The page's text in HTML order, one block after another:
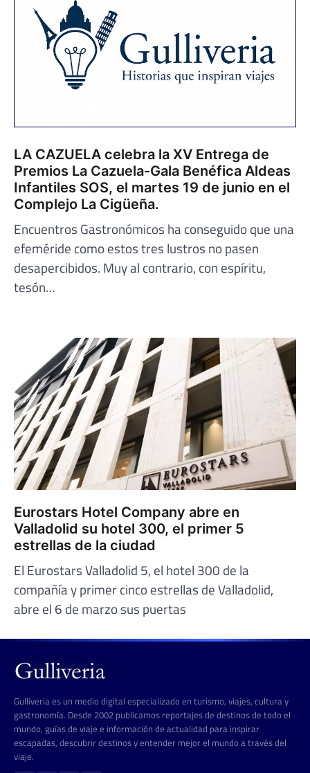
LA CAZUELA celebra la XV Entrega de
Premios La Cazuela-Gala Benéfica Aldeas
Infantiles SOS, el martes 19 de junio en el
Complejo La Cigüeña.
Encuentros Gastronómicos ha conseguido que una
efeméride como estos tres lustros no pasen
desapercibidos. Muy al contrario, con espíritu,
tesón…
Eurostars Hotel Company abre en
Valladolid su hotel 300, el primer 5
estrellas de la ciudad
El Eurostars Valladolid 5, el hotel 300 de la
compañía y primer cinco estrellas de Valladolid,
abre el 6 de marzo sus puertas
Gulliveria es un medio digital especializado en turismo, viajes, cultura y
gastronomía. Desde 2002 publicamos reportajes de destinos de todo el
mundo, guías de viaje e información de actualidad para inspirar
escapadas, descubrir destinos y entender mejor el mundo a través del
viaje.